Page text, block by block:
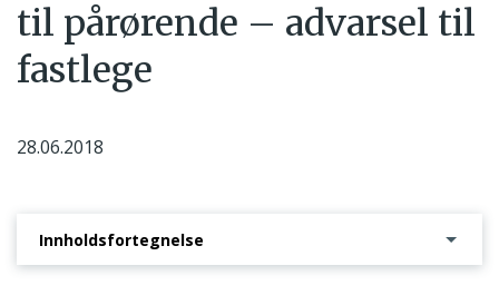
til pårørende – advarsel til
fastlege
28.06.2018
Innholdsfortegnelse